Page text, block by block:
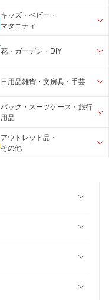
キッズ・ベビー・
マタニティ
花・ガーデン・DIY
日用品雑貨・文房具・手芸
バック・スーツケース・旅行
用品
アウトレット品・
その他